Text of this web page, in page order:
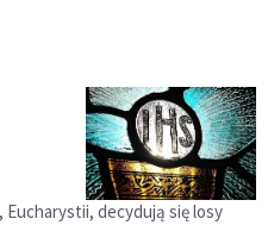
decydują się losy